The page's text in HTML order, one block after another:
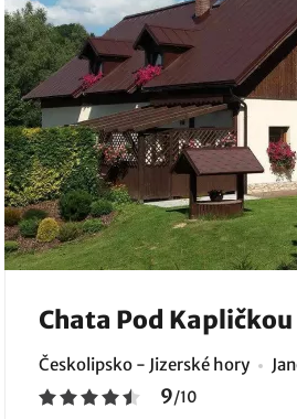
Chata Pod Kapličkou
Českolipsko - Jizerské hory
9/10